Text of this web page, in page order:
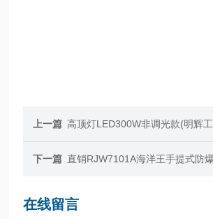
上一篇 高顶灯LED300W非调光款(明辉
下一篇 直销RJW7101A海洋王手提式防
在线留言